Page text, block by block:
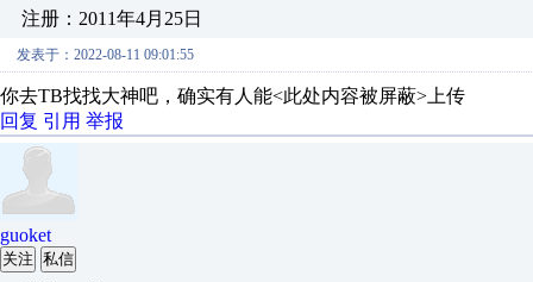
注册：2011年4月25日
发表于：2022-08-11 09:01:55
你去TB找找大神吧，确实有人能<此处内容被屏蔽>上传
回复 引用 举报
guoket
关注 私信